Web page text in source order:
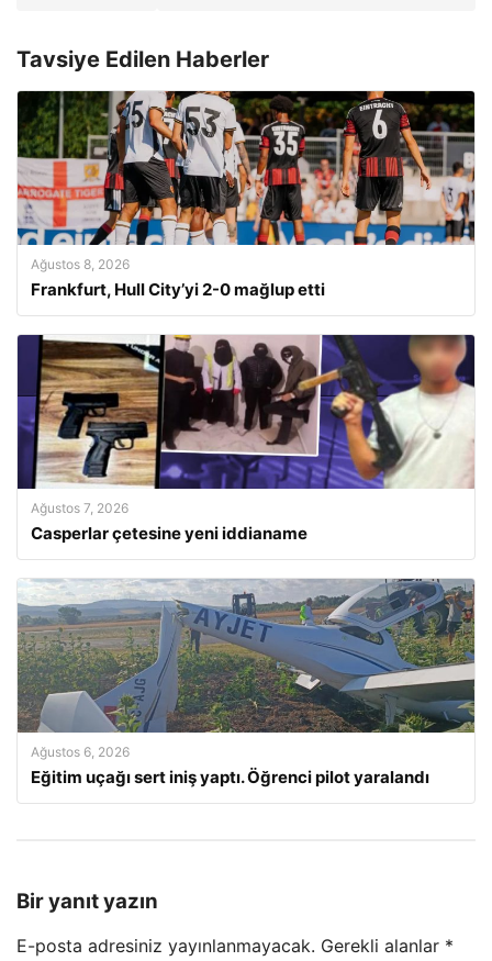
Tavsiye Edilen Haberler
Ağustos 8, 2026
Frankfurt, Hull City’yi 2-0 mağlup etti
Ağustos 7, 2026
Casperlar çetesine yeni iddianame
Ağustos 6, 2026
Eğitim uçağı sert iniş yaptı. Öğrenci pilot yaralandı
Bir yanıt yazın
E-posta adresiniz yayınlanmayacak. Gerekli alanlar *